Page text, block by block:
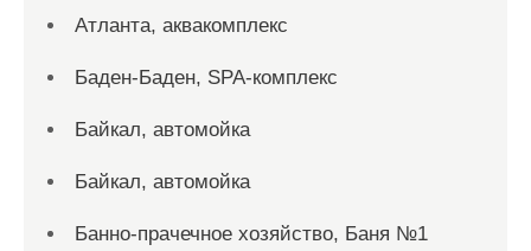
Атланта, аквакомплекс
Баден-Баден, SPA-комплекс
Байкал, автомойка
Байкал, автомойка
Банно-прачечное хозяйство, Баня №1